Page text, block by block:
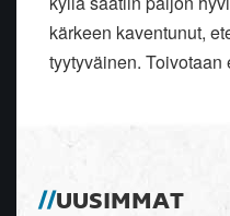
kärkeen kaventunut,
tyytyväinen.
UUSIMMAT